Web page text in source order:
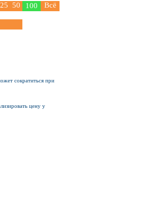
25 50 100 Всё
сократиться при
цену у